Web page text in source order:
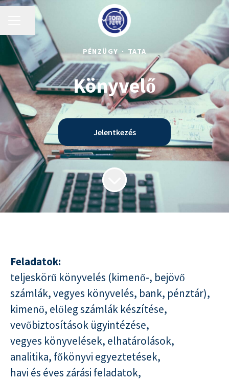
KARRIER MENÜ
Oldal megosztása
PÉNZÜGY · TATA
Könyvelő
Jelentkezés
Feladatok:
teljeskörű könyvelés (kimenő-, bejövő
számlák, vegyes könyvelés, bank, pénztár),
kimenő, előleg számlák készítése,
vevőbiztosítások ügyintézése,
vegyes könyvelések, elhatárolások,
analitika, főkönyvi egyeztetések,
havi és éves zárási feladatok,